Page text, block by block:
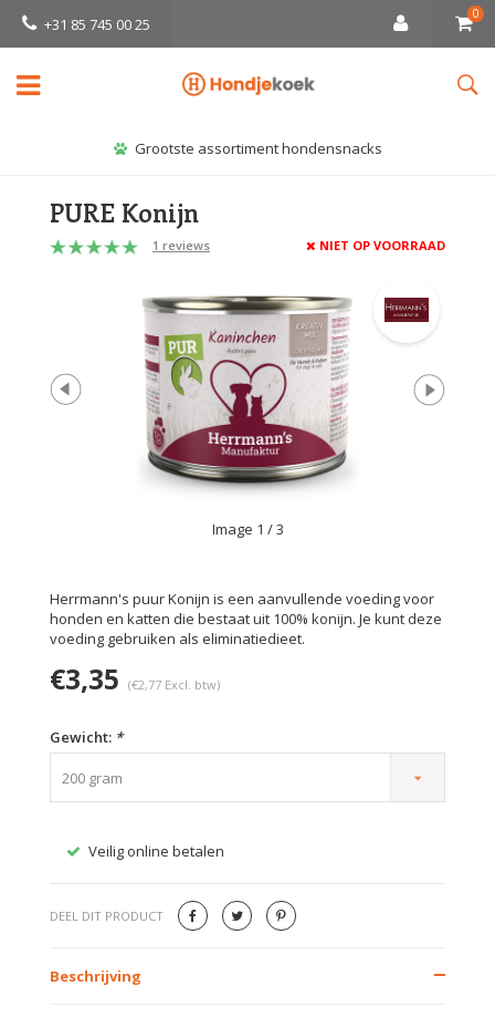
+31 85 745 00 25
0
Grootste assortiment hondensnacks
PURE Konijn
1 reviews NIET OP VOORRAAD
Image 1 / 3
Herrmann's puur Konijn is een aanvullende voeding voor
honden en katten die bestaat uit 100% konijn. Je kunt deze
voeding gebruiken als eliminatiedieet.
€3,35 (€2,77 Excl. btw)
Gewicht: *
200 gram
Veilig online betalen
DEEL DIT PRODUCT
Beschrijving